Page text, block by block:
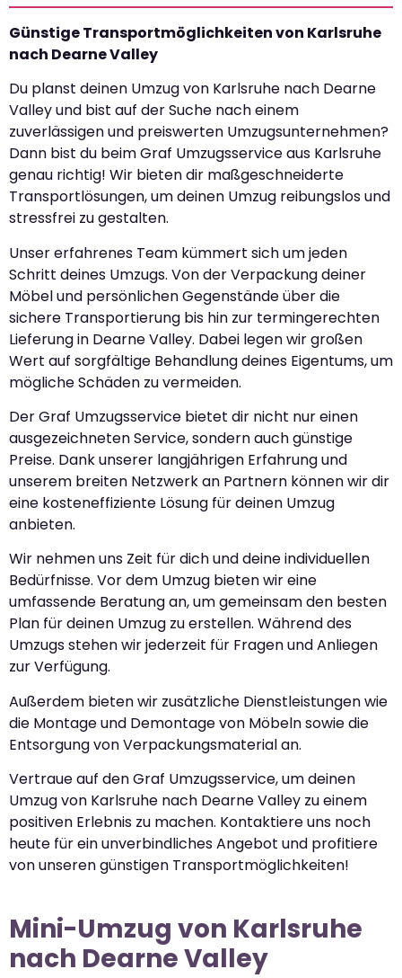
Günstige Transportmöglichkeiten von Karlsruhe
nach Dearne Valley
Du planst deinen Umzug von Karlsruhe nach Dearne
Valley und bist auf der Suche nach einem
zuverlässigen und preiswerten Umzugsunternehmen?
Dann bist du beim Graf Umzugsservice aus Karlsruhe
genau richtig! Wir bieten dir maßgeschneiderte
Transportlösungen, um deinen Umzug reibungslos und
stressfrei zu gestalten.
Unser erfahrenes Team kümmert sich um jeden
Schritt deines Umzugs. Von der Verpackung deiner
Möbel und persönlichen Gegenstände über die
sichere Transportierung bis hin zur termingerechten
Lieferung in Dearne Valley. Dabei legen wir großen
Wert auf sorgfältige Behandlung deines Eigentums, um
mögliche Schäden zu vermeiden.
Der Graf Umzugsservice bietet dir nicht nur einen
ausgezeichneten Service, sondern auch günstige
Preise. Dank unserer langjährigen Erfahrung und
unserem breiten Netzwerk an Partnern können wir dir
eine kosteneffiziente Lösung für deinen Umzug
anbieten.
Wir nehmen uns Zeit für dich und deine individuellen
Bedürfnisse. Vor dem Umzug bieten wir eine
umfassende Beratung an, um gemeinsam den besten
Plan für deinen Umzug zu erstellen. Während des
Umzugs stehen wir jederzeit für Fragen und Anliegen
zur Verfügung.
Außerdem bieten wir zusätzliche Dienstleistungen wie
die Montage und Demontage von Möbeln sowie die
Entsorgung von Verpackungsmaterial an.
Vertraue auf den Graf Umzugsservice, um deinen
Umzug von Karlsruhe nach Dearne Valley zu einem
positiven Erlebnis zu machen. Kontaktiere uns noch
heute für ein unverbindliches Angebot und profitiere
von unseren günstigen Transportmöglichkeiten!
Mini-Umzug von Karlsruhe
nach Dearne Valley